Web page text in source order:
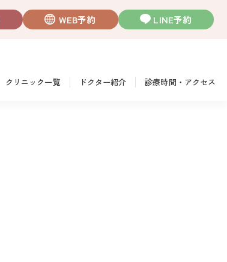
WEB予約 LINE予約
クリニック一覧 ドクター紹介 診療時間・アクセス